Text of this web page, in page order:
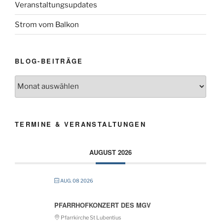
Veranstaltungsupdates
Strom vom Balkon
BLOG-BEITRÄGE
Blog-
TERMINE & VERANSTALTUNGEN
AUGUST 2026
AUG. 08 2026
PFARRHOFKONZERT DES MGV
Pfarrkirche St Lubentius